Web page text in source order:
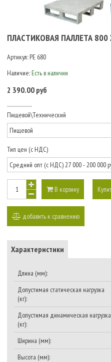
ПЛАСТИКОВАЯ ПАЛЛЕТА
Артикул: PE 680
Наличие: Есть в наличии
2 390.00 руб
Пищевой\Технический
Тип цен (с НДС)
В корзину
добавить к сравнению
Характеристики
Длина (мм):
Допустимая статическая нагрузка
(кг):
Допустимая динамическая нагрузка
(кг):
Ширина (мм):
Высота (мм):